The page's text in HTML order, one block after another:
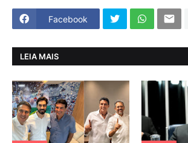
Facebook
LEIA MAIS